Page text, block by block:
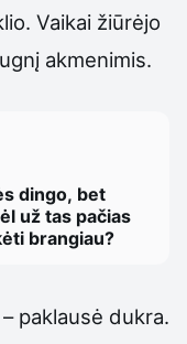
Vaikai žiūrėjo
akmenimis.
dingo, bet
už tas pačias
brangiau?
paklausė dukra.